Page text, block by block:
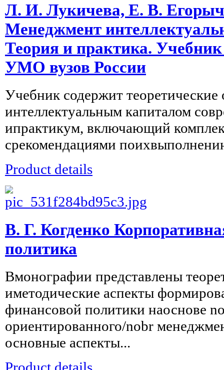
Л. И. Лукичева, Е. В.
Менеджмент
Теория и практика.
УМО вузов России
Учебник содержит
интеллектуальным капиталом
ипрактикум, включающий
срекомендациями
Product details
В. Г. Когденко
политика
Вмонографии представлены
иметодические аспекты
финансовой политики наоснове
ориентированного/nobr
основные аспекты...